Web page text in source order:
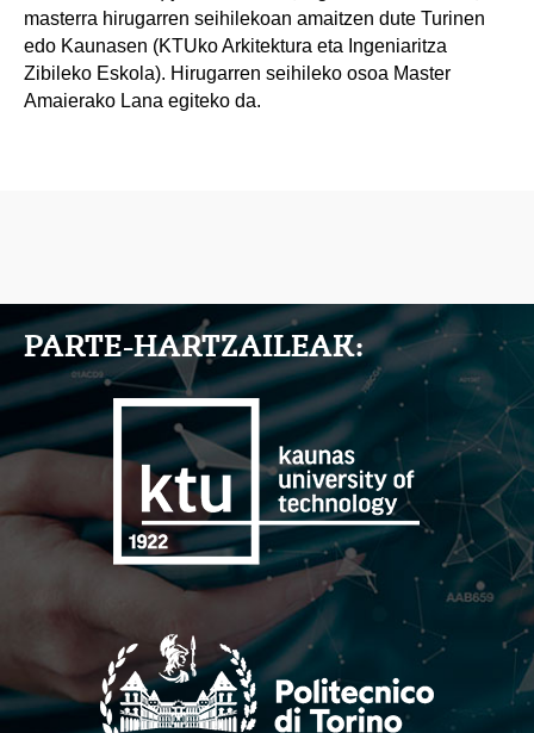
masterra hirugarren seihilekoan amaitzen dute Turinen
edo Kaunasen (KTUko Arkitektura eta Ingeniaritza
Zibileko Eskola). Hirugarren seihileko osoa Master
Amaierako Lana egiteko da.
PARTE-HARTZAILEAK: